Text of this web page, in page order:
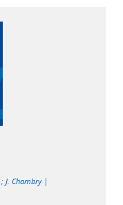
; J. Chambry |